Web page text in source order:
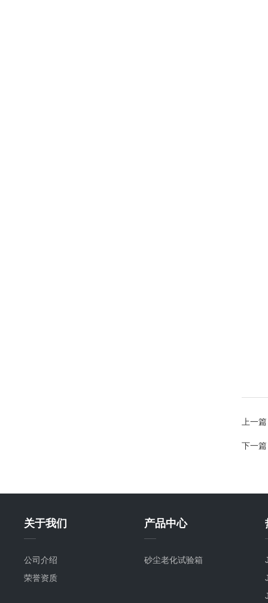
上一
下一
关于我们
公司介绍
荣誉资质
产品中心
砂尘老化试验箱